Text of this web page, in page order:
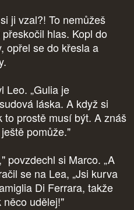
ji vzal?! To nemůžeš
hlas. Kopl do
opřel se do křesla a
Leo. „Gulia je
láska. A když si
to prostě musí být. A znáš
pomůže."
povzdechl si Marco. „A
se na Lea, „Jsi kurva
Di Ferrara, takže
něco udělej!"